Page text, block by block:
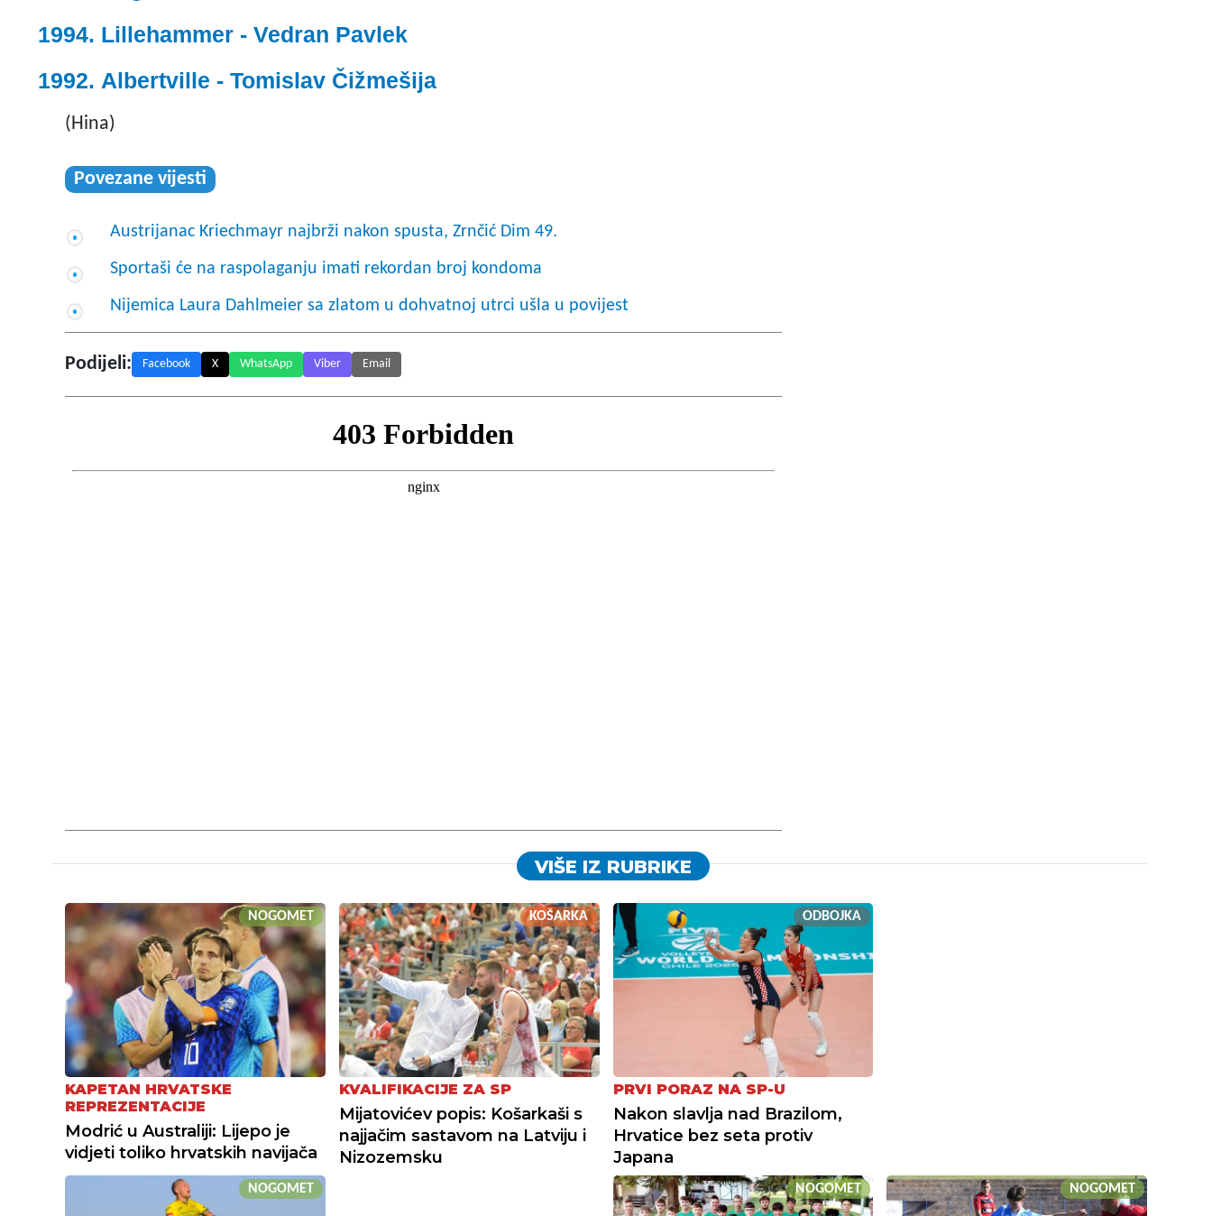
Lillehammer - Vedran Pavlek
Albertville - Tomislav Čižmešija
(Hina)
Povezane vijesti
Austrijanac Kriechmayr najbrži nakon spusta, Zrnčić Dim 49.
Sportaši će na raspolaganju imati rekordan broj kondoma
Nijemica Laura Dahlmeier sa zlatom u dohvatnoj utrci ušla u povijest
Podijeli: Facebook X WhatsApp Viber Email
VIŠE IZ RUBRIKE
NOGOMET
KAPETAN HRVATSKE
REPREZENTACIJE
Modrić u Australiji: Lijepo je
vidjeti toliko hrvatskih navijača
KOŠARKA
KVALIFIKACIJE ZA SP
Mijatovićev popis: Košarkaši s
najjačim sastavom na Latviju i
Nizozemsku
ODBOJKA
PRVI PORAZ NA SP-U
Nakon slavlja nad Brazilom,
Hrvatice bez seta protiv
Japana
NOGOMET NOGOMET NOGOMET